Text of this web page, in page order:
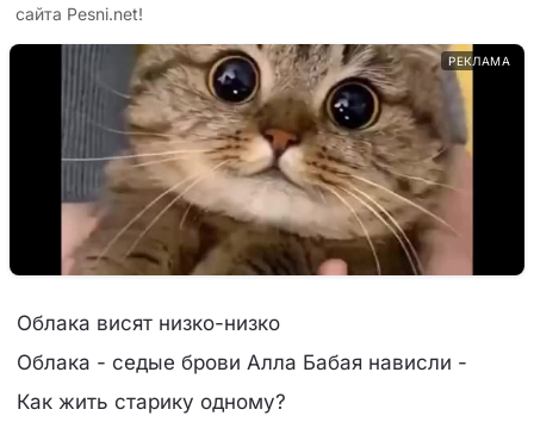
сайта Pesni.net!
РЕКЛАМА
Облака висят низко-низко
Облака - седые брови Алла Бабая нависли -
Как жить старику одному?